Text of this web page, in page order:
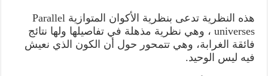
هذه النظرية تدعى بنظرية الأكوان المتوازية Parallel
universes ، وهي نظرية مذهلة في تفاصيلها ولها نتائج
فائقة الغرابة، وهي تتمحور حول أن الكون الذي نعيش
فيه ليس الوحيد.